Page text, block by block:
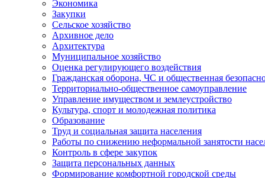
Экономика
Закупки
Сельское хозяйство
Архивное дело
Архитектура
Муниципальное хозяйство
Оценка регулирующего воздействия
Гражданская оборона, ЧС и общественная
Территориально-общественное самоуправление
Управление имуществом и землеустройство
Культура, спорт и молодежная политика
Образование
Труд и социальная защита населения
Работы по снижению неформальной занятости
Контроль в сфере закупок
Защита персональных данных
Формирование комфортной городской среды